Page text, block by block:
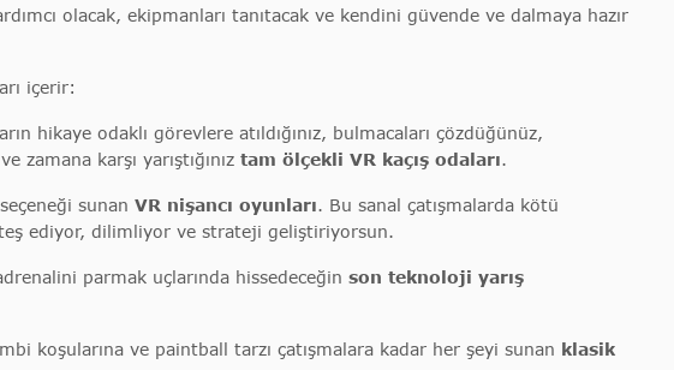
olacak, ekipmanları tanıtacak ve kendini güvende ve dalmaya hazır
içerir:
hikaye odaklı görevlere atıldığınız, bulmacaları çözdüğünüz,
zamana karşı yarıştığınız tam ölçekli VR kaçış odaları.
sunan VR nişancı oyunları. Bu sanal çatışmalarda kötü
ediyor, dilimliyor ve strateji geliştiriyorsun.
parmak uçlarında hissedeceğin son teknoloji yarış
koşularına ve paintball tarzı çatışmalara kadar her şeyi sunan klasik